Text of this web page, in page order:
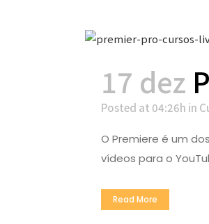
17 dez
Posted at 04:26h in
O Premiere é um
vídeos para o
Read More